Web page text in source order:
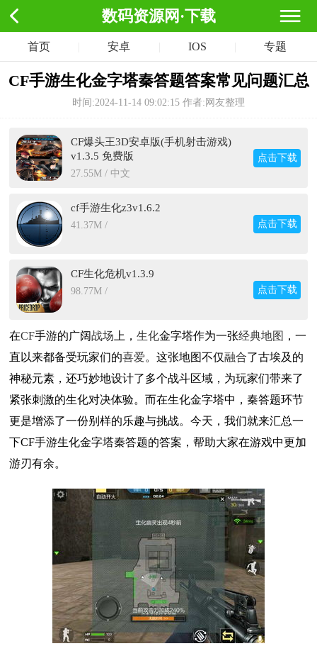
数码资源网·下载
首页 安卓 IOS 专题
CF手游生化金字塔秦答题答案常见问题汇总
时间:2024-11-14 09:02:15 作者:网友整理
CF爆头王3D安卓版(手机射击游戏)
v1.3.5 免费版
27.55M / 中文
点击下载
cf手游生化z3v1.6.2
41.37M / 点击下载
CF生化危机v1.3.9
98.77M / 点击下载
在CF手游的广阔战场 上， 生化金字塔作为一张经典地图 ，一
直以来都备受玩家们的喜爱。这张地图不仅融合了古埃及的
神秘元素，还巧妙地设计了多个战斗区域，为玩家们带来了
紧张刺激的生化对决体验。而在生化金字塔中，秦答题环节
更是增添了一份别样的乐趣与挑战。今天，我们就来汇总一
下CF手游生化金字塔秦答题的答案，帮助大家在游戏中更加
游刃有余。